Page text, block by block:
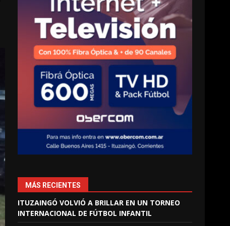
MÁS RECIENTES
ITUZAINGÓ VOLVIÓ A BRILLAR EN UN TORNEO
INTERNACIONAL DE FÚTBOL INFANTIL